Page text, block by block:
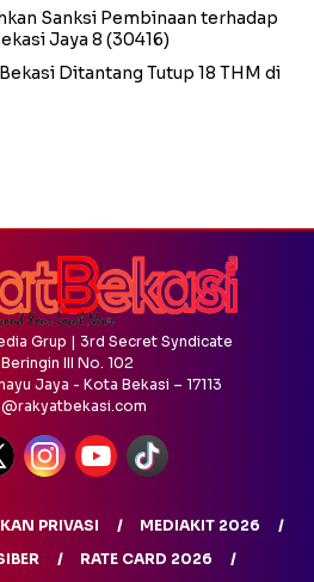
Sanksi Pembinaan terhadap
Jaya 8 (30416)
Ditantang Tutup 18 THM di
Grup | 3rd Secret Syndicate
III No. 102
Jaya - Kota Bekasi – 17113
PRIVASI
MEDIAKIT 2026
RATE CARD 2026